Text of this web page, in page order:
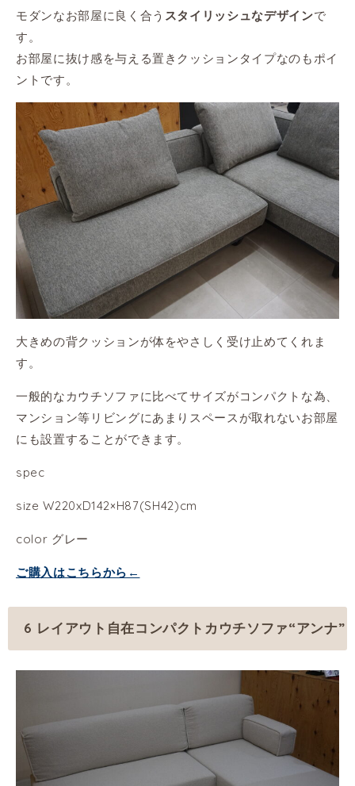
モダンなお部屋に良く合う スタイリッシュなデザインで
す。
お部屋に抜け感を与える置きクッションタイプなのもポイ
ントです。
大きめの背クッションが体をやさしく受け止めてくれま
す。
一般的なカウチソファに比べてサイズがコンパクトな為、
マンション等リビングにあまりスペースが取れないお部屋
にも設置することができます。
spec
size W220xD142×H87(SH42)cm
color グレー
ご購入はこちらから←
6 レイアウト自在コンパクトカウチソファ“アンナ”